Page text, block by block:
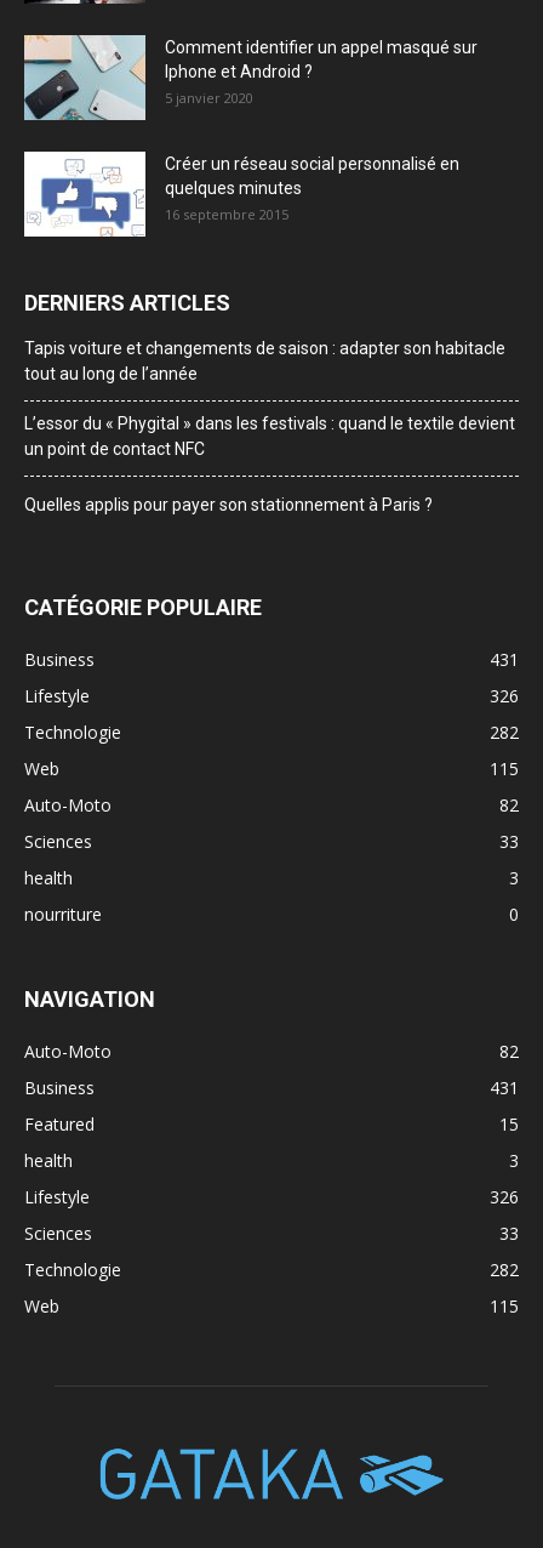
Comment identifier un appel masqué sur
Iphone et Android ?
5 janvier 2020
Créer un réseau social personnalisé en
quelques minutes
16 septembre 2015
DERNIERS ARTICLES
Tapis voiture et changements de saison : adapter son habitacle
tout au long de l’année
L’essor du « Phygital » dans les festivals : quand le textile devient
un point de contact NFC
Quelles applis pour payer son stationnement à Paris ?
CATÉGORIE POPULAIRE
Business
431
Lifestyle
326
Technologie
282
Web
115
Auto-Moto
82
Sciences
33
health
3
nourriture
0
NAVIGATION
Auto-Moto
82
Business
431
Featured
15
health
3
Lifestyle
326
Sciences
33
Technologie
282
Web
115